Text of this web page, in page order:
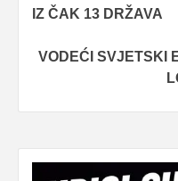
IZ ČAK 13 DRŽAVA
VODEĆI SVJETSKI